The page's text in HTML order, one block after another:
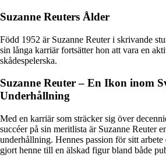
Suzanne Reuters Ålder
Född 1952 är Suzanne Reuter i skrivande
sin långa karriär fortsätter hon att vara en
skådespelerska.
Suzanne Reuter – En Ikon inom
Underhållning
Med en karriär som sträcker sig över
succéer på sin meritlista är Suzanne Reuter
underhållning. Hennes passion för sitt arbete
gjort henne till en älskad figur bland både